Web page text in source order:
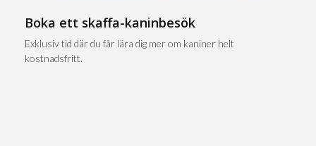
Boka ett skaffa-kaninbesök
Exklusiv tid där du får lära dig mer om kaniner helt
kostnadsfritt.